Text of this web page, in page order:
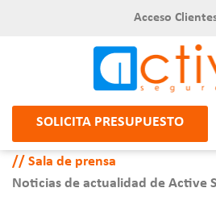
Acceso
SOLICITA PRESUPUESTO
Sala de prensa
Noticias de actualidad de Active